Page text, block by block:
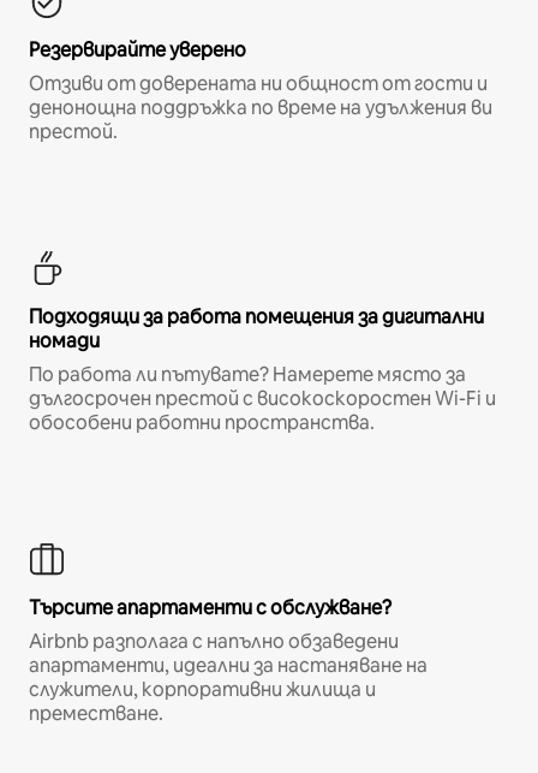
Резервирайте уверено
Отзиви от доверената ни общност от гости и
денонощна поддръжка по време на удължения ви
престой.
Подходящи за работа помещения за дигитални
номади
По работа ли пътувате? Намерете място за
дългосрочен престой с високоскоростен Wi-Fi и
обособени работни пространства.
Търсите апартаменти с обслужване?
Airbnb разполага с напълно обзаведени
апартаменти, идеални за настаняване на
служители, корпоративни жилища и
преместване.